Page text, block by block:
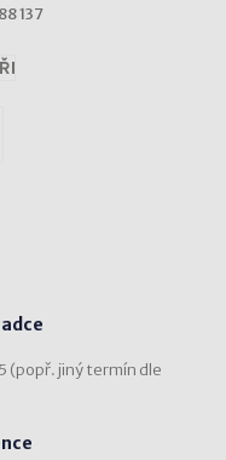
137
(popř. jiný termín dle